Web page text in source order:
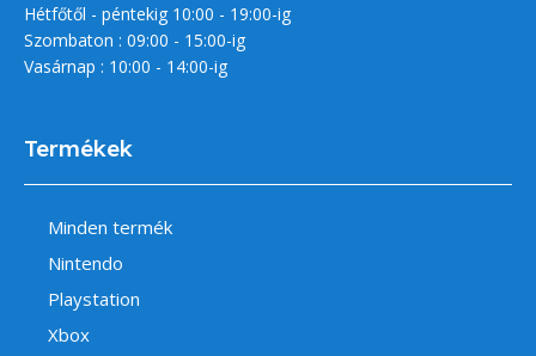
Hétfőtől - péntekig 10:00 - 19:00-ig
Szombaton : 09:00 - 15:00-ig
Vasárnap : 10:00 - 14:00-ig
Termékek
Minden termék
Nintendo
Playstation
Xbox